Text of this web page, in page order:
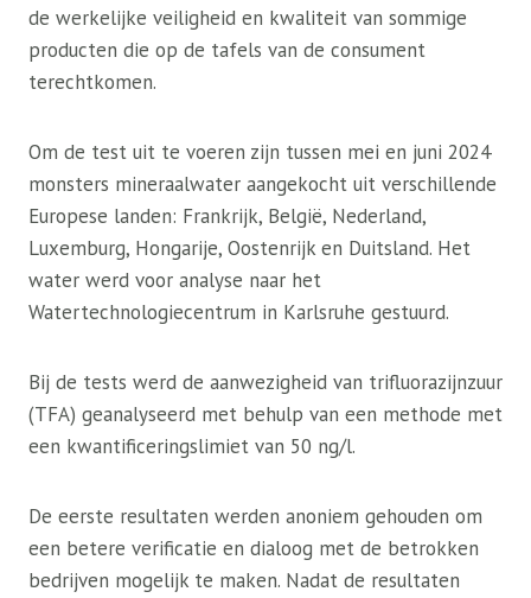
de werkelijke veiligheid en kwaliteit van sommige
producten die op de tafels van de consument
terechtkomen.
Om de test uit te voeren zijn tussen mei en juni 2024
monsters mineraalwater aangekocht uit verschillende
Europese landen: Frankrijk, België, Nederland,
Luxemburg, Hongarije, Oostenrijk en Duitsland. Het
water werd voor analyse naar het
Watertechnologiecentrum in Karlsruhe gestuurd.
Bij de tests werd de aanwezigheid van trifluorazijnzuur
(TFA) geanalyseerd met behulp van een methode met
een kwantificeringslimiet van 50 ng/l.
De eerste resultaten werden anoniem gehouden om
een ​​betere verificatie en dialoog met de betrokken
bedrijven mogelijk te maken. Nadat de resultaten